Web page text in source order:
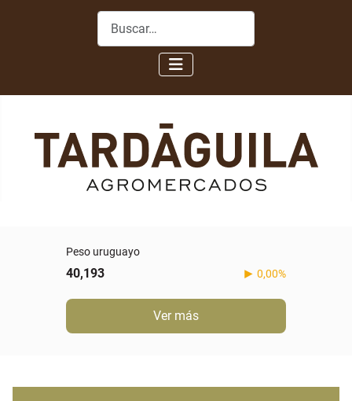
Buscar
Peso uruguayo
40,193 0,00%
Ver más